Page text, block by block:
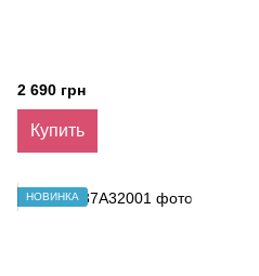
2 690 грн
Купить
НОВИНКА